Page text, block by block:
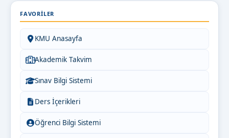
FAVORILER
KMU Anasayfa
Akademik Takvim
Sınav Bilgi Sistemi
Ders İçerikleri
Öğrenci Bilgi Sistemi